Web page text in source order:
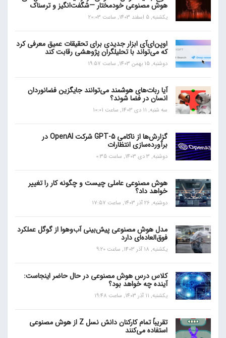
هوش مصنوعی خودمختار —شگفت‌انگیز و ترسناک
یکشنبه, 5 اسفند 1403, ساعت 20:03
اوپن‌ای‌آی ابزار جدیدی برای تحقیقات عمیق معرفی کرد
که می‌تواند با تحلیلگران پژوهشی رقابت کند
دوشنبه, 15 بهمن 1403, ساعت 19:57
آیا ربات‌های هوشمند می‌توانند جایگزین فضانوردان
انسان در فضا شوند؟
سه شنبه, 11 دی 1403, ساعت 10:01
گزارش‌ها از ناکامی GPT-5 شرکت OpenAI در
برآورده‌سازی انتظارات
دوشنبه, 3 دی 1403, ساعت 0:35
هوش مصنوعی عاملی چیست و چگونه کار را تغییر
خواهد داد؟
دوشنبه, 26 آذر 1403, ساعت 17:57
مدل هوش مصنوعی پیش‌بینی آب‌و‌هوا از گوگل عملکرد
فوق‌العاده‌ای دارد
یکشنبه, 18 آذر 1403, ساعت 9:20
کلاس درس هوش مصنوعی در حال حاضر اینجاست:
آینده چه خواهد بود؟
یکشنبه, 11 آذر 1403, ساعت 19:48
تقریباً تمام کارکنان دانش نسل Z از هوش مصنوعی
استفاده می‌کنند